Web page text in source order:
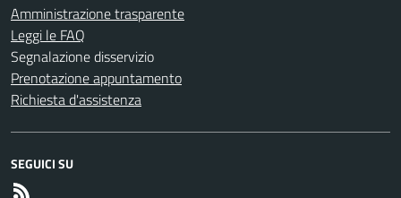
Amministrazione trasparente
Leggi le FAQ
Segnalazione disservizio
Prenotazione appuntamento
Richiesta d'assistenza
SEGUICI SU